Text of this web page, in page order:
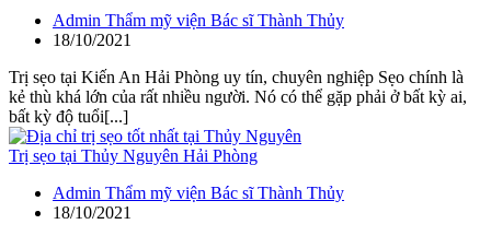
Admin Thẩm mỹ viện Bác sĩ Thành Thủy
18/10/2021
Trị sẹo tại Kiến An Hải Phòng uy tín, chuyên nghiệp Sẹo chính là
kẻ thù khá lớn của rất nhiều người. Nó có thể gặp phải ở bất kỳ ai,
bất kỳ độ tuổi[...]
Trị sẹo tại Thủy Nguyên Hải Phòng
Admin Thẩm mỹ viện Bác sĩ Thành Thủy
18/10/2021